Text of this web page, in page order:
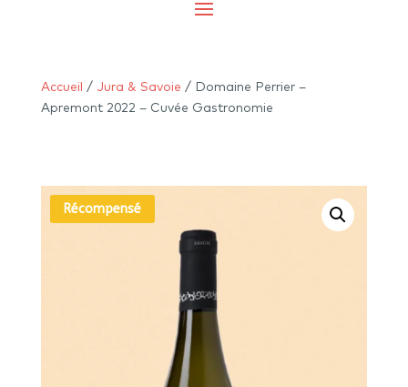
Accueil / Jura & Savoie / Domaine Perrier –
Apremont 2022 – Cuvée Gastronomie
Récompensé